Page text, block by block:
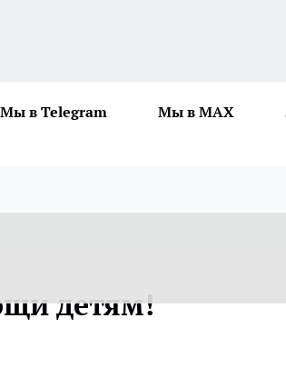
Мы в Telegram Мы в MAX
детям!